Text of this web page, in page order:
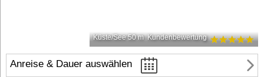
Küste/See 50 m Kundenbewertung
Anreise & Dauer auswählen